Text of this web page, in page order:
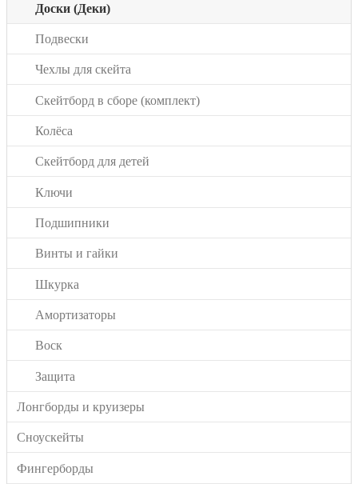
Доски (Деки)
Подвески
Чехлы для скейта
Скейтборд в сборе (комплект)
Колёса
Скейтборд для детей
Ключи
Подшипники
Винты и гайки
Шкурка
Амортизаторы
Воск
Защита
Лонгборды и круизеры
Сноускейты
Фингерборды